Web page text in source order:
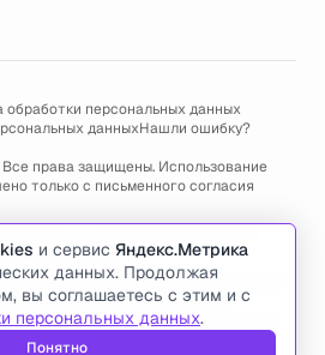
обработки персональных данных
данныхНашли ошибку?
права защищены. Использование
только с письменного согласия
с использованием cookies и
данных.
с работой сайта, ошибками, глюками
по адресу электронной почты
в телеграм@usedcarsru_support
и сервис Яндекс.Метрика
данных. Продолжая
вы соглашаетесь с этим и с
персональных данных.
Понятно